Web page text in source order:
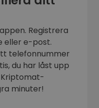
Registrera
eller e-post.
telefonnummer
du har låst upp
minuter!